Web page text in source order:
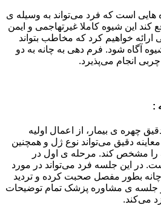
هایی است که فرد می‌تواند به وسیله ی
کند این شیوه کاملا غیرتهاجمی و ایمن
ارائه خواهیم کرد که مخاطب بتواند
آگاه شود. فرم دهی به چانه به دو
انجام می‌پذیرد.
:
چهره ی بیمار، از اعمال اولیه
دقیق می‌تواند نوع ژل و همچنین
را مشخص کند. مرحله ی اول در
در این جلسه فرد می‌تواند در مورد
چانه بطور مفصل صحبت کرده و تردید
جلسه ی مشاوره پزشک تمام توضیحات
می‌کند.